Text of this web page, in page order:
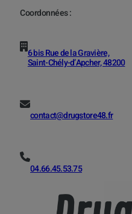
Coordonnées :
6 bis Rue de la Gravière,
Saint-Chély-d’Apcher, 48200
contact@drugstore48.fr
04.66.45.53.75